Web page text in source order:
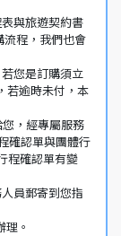
與旅遊契約書
流程，我們也會
您是訂購須立
若逾時未付，本
，經專屬服務
確認單與團體行
程確認單有變
員郵寄到您指
。